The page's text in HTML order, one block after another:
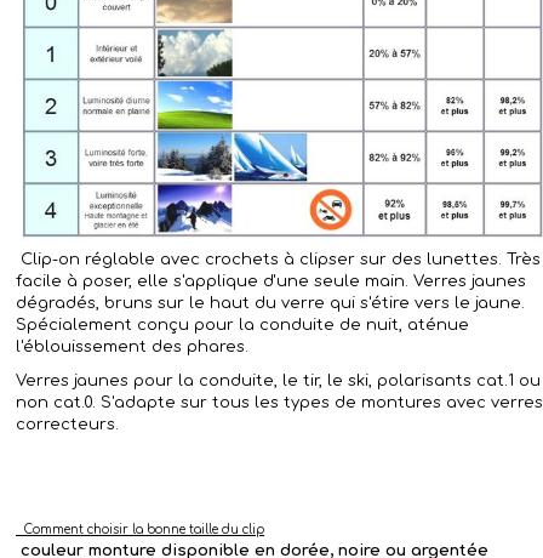
Clip-on réglable avec crochets à clipser sur des lunettes. Très
facile à poser, elle s'applique d'une seule main. Verres jaunes
dégradés, bruns sur le haut du verre qui s'étire vers le jaune.
Spécialement conçu pour la conduite de nuit, aténue
l'éblouissement des phares.
Verres jaunes pour la conduite, le tir, le ski, polarisants cat.1 ou
non cat.0. S'adapte sur tous les types de montures avec verres
correcteurs.
Comment choisir la bonne taille du clip
couleur monture disponible en dorée, noire ou argentée